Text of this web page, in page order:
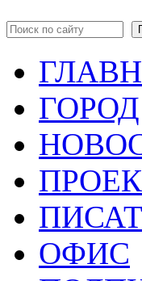
Форма поиска
ГОРОД
ОФИС